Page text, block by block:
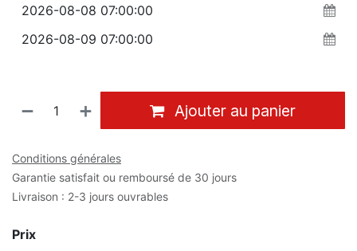
Ajouter au panier
Conditions générales
Garantie satisfait ou remboursé de 30 jours
Livraison : 2-3 jours ouvrables
Prix